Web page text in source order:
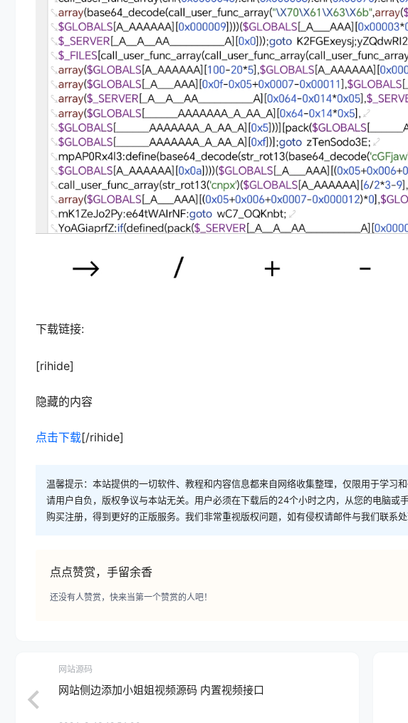
下载链接:
[rihide]
隐藏的内容
点击下载[/rihide]
温馨提示：本站提供的一切软件、教程和内容信息都来自网络收集整理，仅限用于学习
请用户自负，版权争议与本站无关。用户必须在下载后的24个小时之内，从您的电脑或
购买注册，得到更好的正版服务。我们非常重视版权问题，如有侵权请邮件与我们联系处
点点赞赏，手留余香
还没有人赞赏，快来当第一个赞赏的人吧！
网站源码
网站侧边添加小姐姐视频源码 内置视频接口